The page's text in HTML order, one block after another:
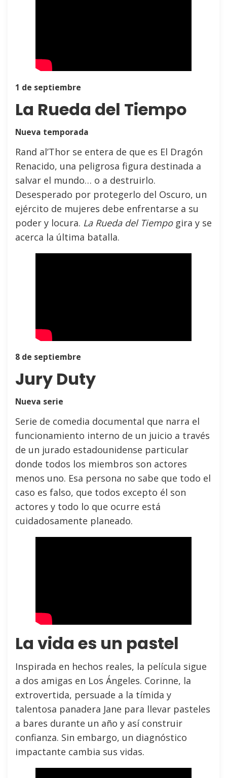
1 de septiembre
La Rueda del Tiempo
Nueva temporada
Rand al’Thor se entera de que es El Dragón
Renacido, una peligrosa figura destinada a
salvar el mundo… o a destruirlo.
Desesperado por protegerlo del Oscuro, un
ejército de mujeres debe enfrentarse a su
poder y locura. La Rueda del Tiempogira y se
acerca la última batalla.
8 de septiembre
Jury Duty
Nueva serie
Serie de comedia documental que narra el
funcionamiento interno de un juicio a través
de un jurado estadounidense particular
donde todos los miembros son actores
menos uno. Esa persona no sabe que todo el
caso es falso, que todos excepto él son
actores y todo lo que ocurre está
cuidadosamente planeado.
La vida es un pastel
Inspirada en hechos reales, la película sigue
a dos amigas en Los Ángeles. Corinne, la
extrovertida, persuade a la tímida y
talentosa panadera Jane para llevar pasteles
a bares durante un año y así construir
confianza. Sin embargo, un diagnóstico
impactante cambia sus vidas.